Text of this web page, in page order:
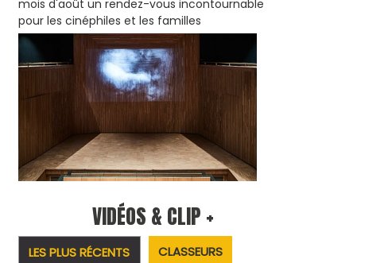
mois d'août un rendez-vous incontournable
pour les cinéphiles et les familles
VIDÉOS & CLIP +
LES PLUS RÉCENTS CLASSEURS